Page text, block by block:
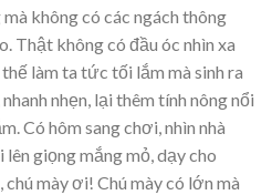
không có các ngách thông
Thật không có đầu óc nhìn xa
làm ta tức tối lắm mà sinh ra
nhẹn, lại thêm tính nông nổi
Có hôm sang chơi, nhìn nhà
giọng mắng mỏ, dạy cho
mày ơi! Chú mày có lớn mà